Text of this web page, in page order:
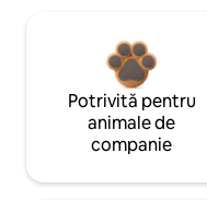
Potrivită pentru
animale de
companie